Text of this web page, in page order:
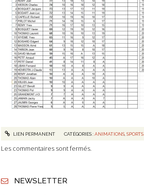
LIEN PERMANENT CATÉGORIES :ANIMATIONS, SPORTS
Les commentaires sont fermés.
NEWSLETTER